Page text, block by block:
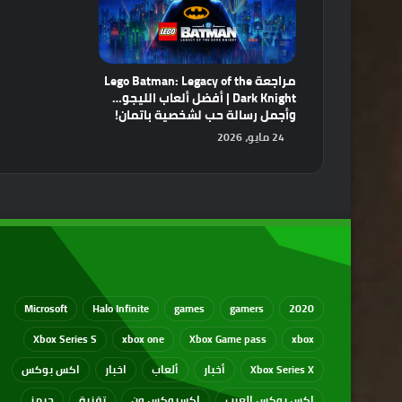
مراجعة Lego Batman: Legacy of the
Dark Knight | أفضل ألعاب الليجو…
وأجمل رسالة حب لشخصية باتمان!
24 مايو، 2026
2020
gamers
games
Halo Infinite
Microsoft
xbox
Xbox Game pass
xbox one
Xbox Series S
Xbox Series X
أخبار ألعاب اخبار
اكس بوكس